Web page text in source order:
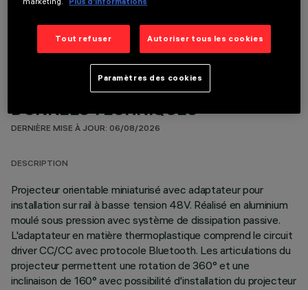
COMPOSANTS OPTIONNELS
DONNÉES TECHNIQUES
DERNIÈRE MISE À JOUR: 06/08/2026
DESCRIPTION
Projecteur orientable miniaturisé avec adaptateur pour
installation sur rail à basse tension 48V. Réalisé en aluminium
moulé sous pression avec système de dissipation passive.
L'adaptateur en matière thermoplastique comprend le circuit
driver CC/CC avec protocole Bluetooth. Les articulations du
projecteur permettent une rotation de 360° et une
inclinaison de 160° avec possibilité d'installation du projecteur
Tout refuser Autoriser tous les cookies
Paramètres des cookies